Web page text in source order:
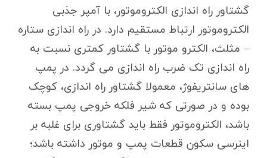
گشتاور راه اندازی الکتروموتور، با آمپر جذبی
الکتروموتور ارتباط مستقیم دارد. در راه اندازی ستاره
– مثلث، الکترو موتور با گشتاور کمتری نسبت به
راه اندازی تک ضرب راه اندازی می گردد. در پمپ
های سانتریفوژ، معمولا گشتاور راه اندازی، کوچک
بوده و در صورتی که شیر فلکه خروجی پمپ بسته
باشد، الکتروموتور فقط باید گشتاوری برای غلبه بر
اینرسی سکون قطعات پمپ و موتور داشته باشد؛